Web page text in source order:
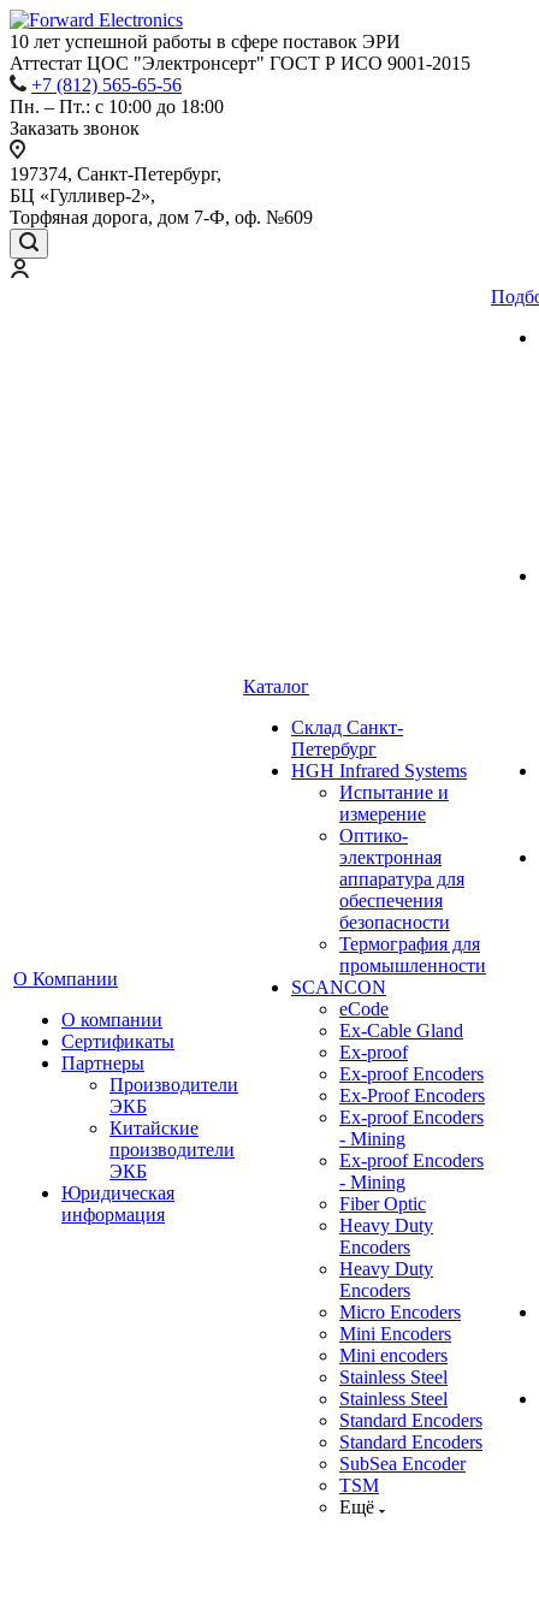
10 лет успешной работы в сфере поставок ЭРИ
Аттестат ЦОС "Электронсерт" ГОСТ Р ИСО 9001-2015
+7 (812) 565-65-56
Пн. – Пт.: с 10:00 до 18:00
Заказать звонок
197374, Санкт-Петербург,
БЦ «Гулливер-2»,
Торфяная дорога, дом 7-Ф, оф. №609
О Компании
О компании
Сертификаты
Партнеры
Производители
ЭКБ
Китайские
производители
ЭКБ
Юридическая
информация
Каталог
Cклад Санкт-
Петербург
HGH Infrared Systems
Испытание и
измерение
Оптико-
электронная
аппаратура для
обеспечения
безопасности
Термография для
промышленности
SCANCON
eCode
Ex-Cable Gland
Ex-proof
Ex-proof Encoders
Ex-Proof Encoders
Ex-proof Encoders
- Mining
Ex-proof Encoders
- Mining
Fiber Optic
Heavy Duty
Encoders
Heavy Duty
Encoders
Micro Encoders
Mini Encoders
Mini encoders
Stainless Steel
Stainless Steel
Standard Encoders
Standard Encoders
SubSea Encoder
TSM
Ещё